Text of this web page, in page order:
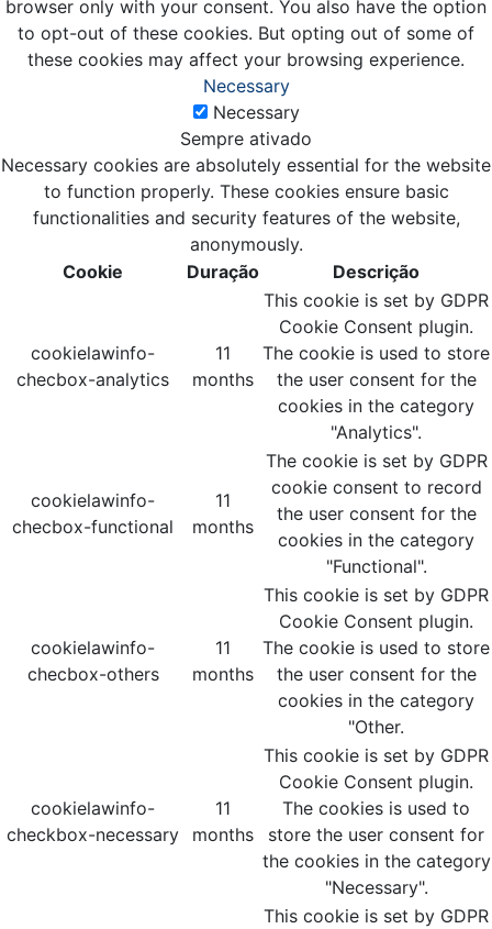
browser only with your consent. You also have the option
to opt-out of these cookies. But opting out of some of
these cookies may affect your browsing experience.
Necessary
Necessary
Sempre ativado
Necessary cookies are absolutely essential for the website
to function properly. These cookies ensure basic
functionalities and security features of the website,
anonymously.
Cookie
Duração Descrição
cookielawinfo-
checbox-analytics
11
months
This cookie is set by GDPR
Cookie Consent plugin.
The cookie is used to store
the user consent for the
cookies in the category
"Analytics".
cookielawinfo-
checbox-functional
11
months
The cookie is set by GDPR
cookie consent to record
the user consent for the
cookies in the category
"Functional".
cookielawinfo-
checbox-others
11
months
This cookie is set by GDPR
Cookie Consent plugin.
The cookie is used to store
the user consent for the
cookies in the category
"Other.
cookielawinfo-
checkbox-necessary
11
months
This cookie is set by GDPR
Cookie Consent plugin.
The cookies is used to
store the user consent for
the cookies in the category
"Necessary".
This cookie is set by GDPR